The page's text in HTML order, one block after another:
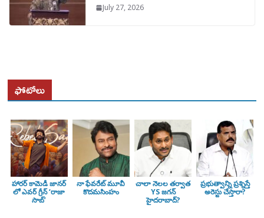
July 27, 2026
ఫోటోలు
హారర్ కామెడీ జానర్
లో ఎవర్ గ్రీన్ ‘రాజా
సాబ్’
నా ఫేవరేట్ మూవీ
కొదమసింహం
చాలా నెలల తర్వాత
YS జగన్
హైదరాబాద్?
ప్రభుత్వాన్ని ప్రశ్నిస్తే
అరెస్టు చేస్తారా?